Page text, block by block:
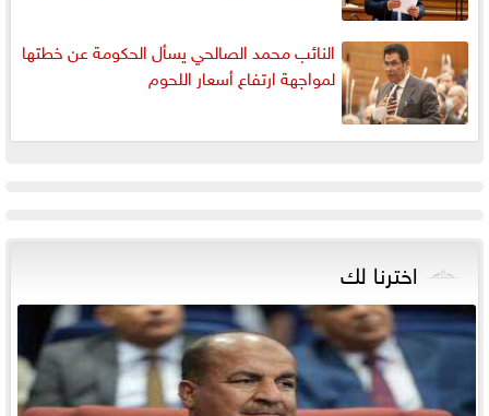
النائب محمد الصالحي يسأل الحكومة عن خطتها
لمواجهة ارتفاع أسعار اللحوم
اخترنا لك